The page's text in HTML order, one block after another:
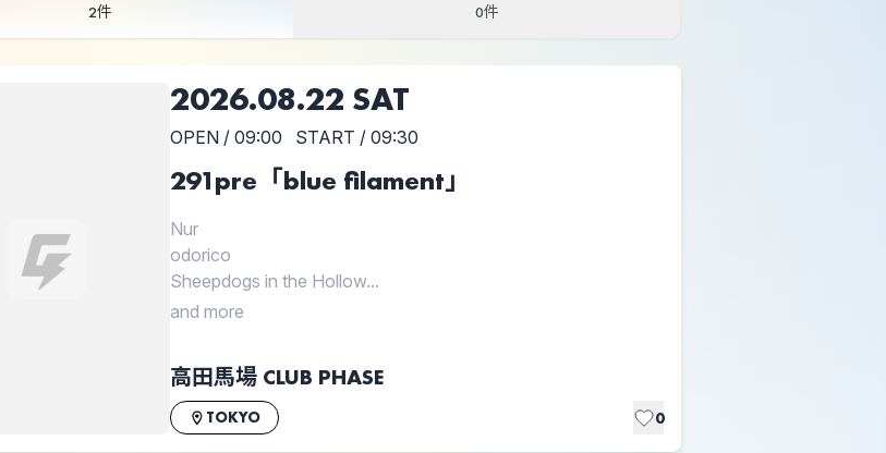
2件 0件
2026.08.22 SAT
OPEN / 09:00 START / 09:30
291pre「blue filament」
Nur
odorico
Sheepdogs in the Hollow...
and more
高田馬場 CLUB PHASE
TOKYO 0